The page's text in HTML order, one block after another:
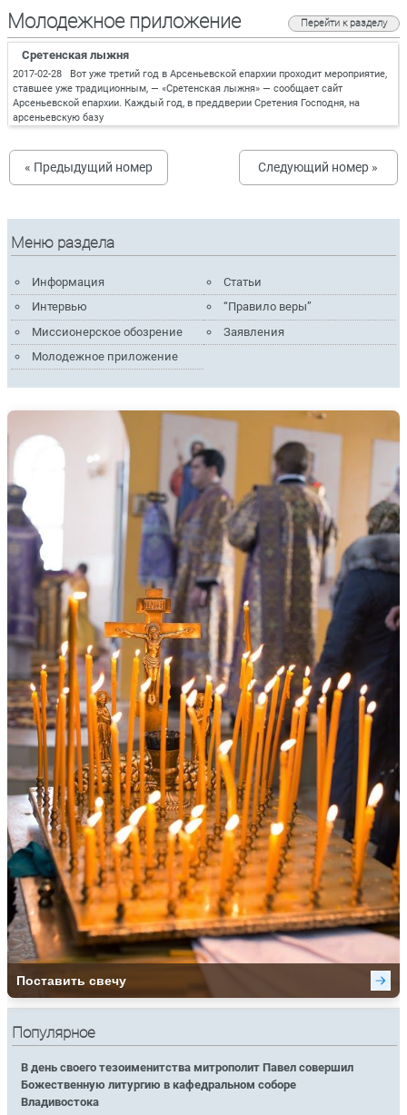
Молодежное приложение Перейти к разделу
Сретенская лыжня
2017-02-28 Вот уже третий год в Арсеньевской епархии проходит мероприятие,
ставшее уже традиционным, — «Сретенская лыжня» — сообщает сайт
Арсеньевской епархии. Каждый год, в преддверии Сретения Господня, на
арсеньевскую базу
« Предыдущий номер Следующий номер »
Меню раздела
Информация
Статьи
Интервью
“Правило веры”
Миссионерское обозрение
Заявления
Молодежное приложение
Популярное
В день своего тезоименитства митрополит Павел совершил
Божественную литургию в кафедральном соборе
Владивостока